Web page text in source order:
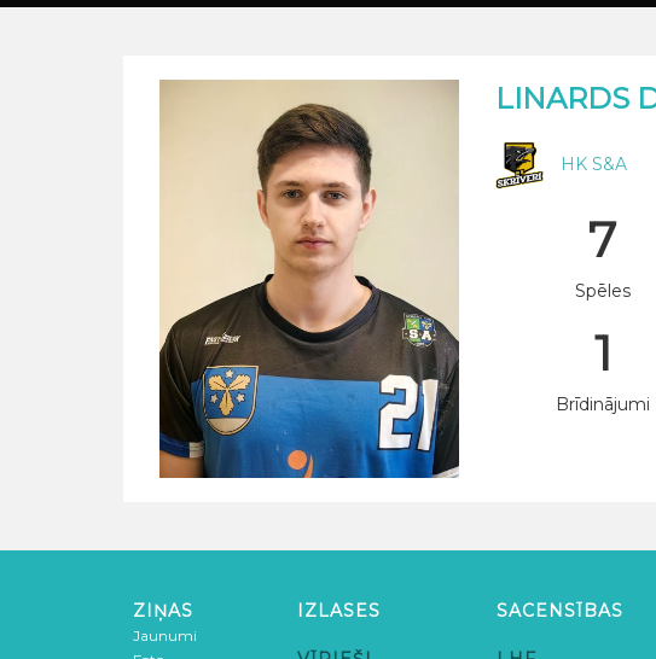
LINARDS
HK S&A
7
Spēles
1
Brīdinājumi
ZIŅAS
Jaunumi
IZLASES SACENSĪBAS